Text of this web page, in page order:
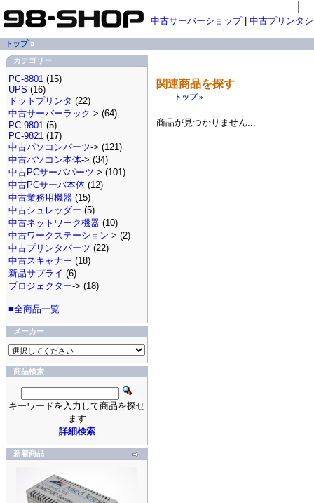
関連商品を探す
トップ»
商品が見つかりません...
中古サーバーショップ| 中古プリンタ
トップ»
カテゴリー
PC-8801 (15)
UPS (16)
ドットプリンタ (22)
中古サーバーラック-> (64)
PC-9801 (5)
PC-9821 (17)
中古パソコンパーツ-> (121)
中古パソコン本体-> (34)
中古PCサーバパーツ-> (101)
中古PCサーバ本体 (12)
中古業務用機器 (15)
中古シュレッダー (5)
中古ネットワーク機器 (10)
中古ワークステーション-> (2)
中古プリンタパーツ (22)
中古スキャナー (18)
新品サプライ (6)
プロジェクター-> (18)
■全商品一覧
メーカー
商品検索
キーワードを入力して商品を探せ
ます
詳細検索
新着商品